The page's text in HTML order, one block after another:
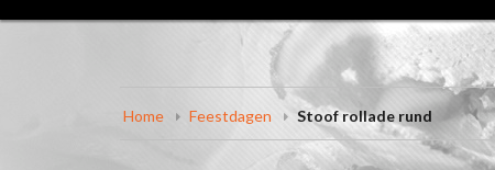
Home Feestdagen Stoof rollade rund